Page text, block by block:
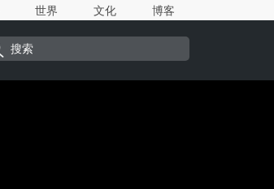
世界 文化 博客